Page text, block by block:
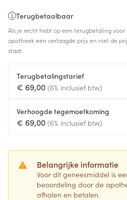
Terugbetaalbaar
Als je recht hebt op een terugbetaling
apotheek een verlaagde prijs en niet de
staat.
Terugbetalingstarief
€ 69,00 (6% inclusief btw)
Verhoogde tegemoetkoming
€ 69,00 (6% inclusief btw)
Belangrijke informatie
Voor dit geneesmiddel is
beoordeling door de
afhalen en betalen.